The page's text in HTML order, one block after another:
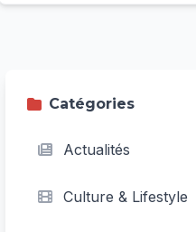
Catégories
Actualités
Culture & Lifestyle